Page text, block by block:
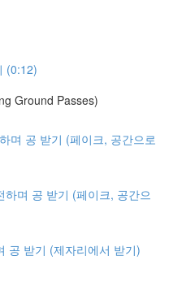
(0:12)
Ground Passes)
며 공 받기 (페이크, 공간으로
며 공 받기 (페이크, 공간으
공 받기 (제자리에서 받기)